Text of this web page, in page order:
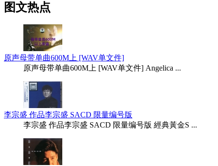
图文热点
原声母带单曲600M上 [WAV单文件]
原声母带单曲600M上 [WAV单文件] Angelica ...
李宗盛 作品李宗盛 SACD 限量编号版
李宗盛 作品李宗盛 SACD 限量编号版 經典黃金S ...